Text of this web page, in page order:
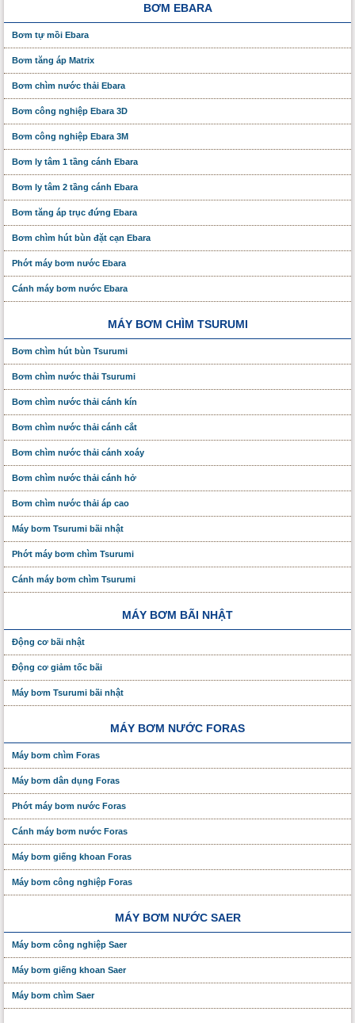
BƠM EBARA
Bơm tự mồi Ebara
Bơm tăng áp Matrix
Bơm chìm nước thải Ebara
Bơm công nghiệp Ebara 3D
Bơm công nghiệp Ebara 3M
Bơm ly tâm 1 tầng cánh Ebara
Bơm ly tâm 2 tầng cánh Ebara
Bơm tăng áp trục đứng Ebara
Bơm chìm hút bùn đặt cạn Ebara
Phớt máy bơm nước Ebara
Cánh máy bơm nước Ebara
MÁY BƠM CHÌM TSURUMI
Bơm chìm hút bùn Tsurumi
Bơm chìm nước thải Tsurumi
Bơm chìm nước thải cánh kín
Bơm chìm nước thải cánh cắt
Bơm chìm nước thải cánh xoáy
Bơm chìm nước thải cánh hở
Bơm chìm nước thải áp cao
Máy bơm Tsurumi bãi nhật
Phớt máy bơm chìm Tsurumi
Cánh máy bơm chìm Tsurumi
MÁY BƠM BÃI NHẬT
Động cơ bãi nhật
Động cơ giảm tốc bãi
Máy bơm Tsurumi bãi nhật
MÁY BƠM NƯỚC FORAS
Máy bơm chìm Foras
Máy bơm dân dụng Foras
Phớt máy bơm nước Foras
Cánh máy bơm nước Foras
Máy bơm giếng khoan Foras
Máy bơm công nghiệp Foras
MÁY BƠM NƯỚC SAER
Máy bơm công nghiệp Saer
Máy bơm giếng khoan Saer
Máy bơm chìm Saer